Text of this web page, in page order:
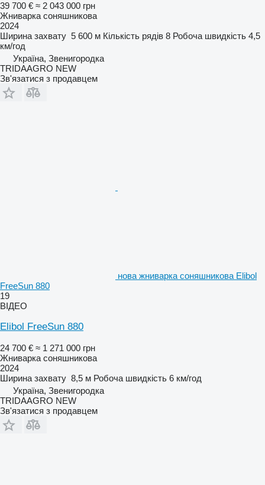
39 700 € ≈ 2 043 000 грн
Жниварка соняшникова
2024
Ширина захвату 5 600 м Кількість рядів 8 Робоча швидкість 4,5
км/год
Україна, Звенигородка
TRIDAAGRO NEW
Зв'язатися з продавцем
нова жниварка соняшникова Elibol
FreeSun 880
19
ВІДЕО
Elibol FreeSun 880
24 700 € ≈ 1 271 000 грн
Жниварка соняшникова
2024
Ширина захвату 8,5 м Робоча швидкість 6 км/год
Україна, Звенигородка
TRIDAAGRO NEW
Зв'язатися з продавцем